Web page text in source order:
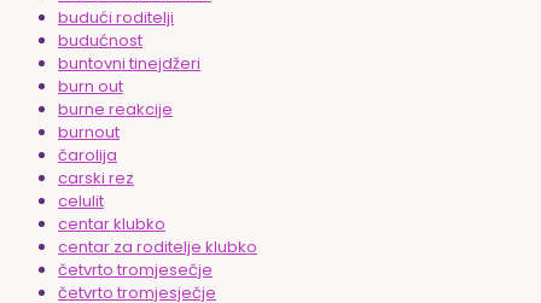
budući roditelji
budućnost
buntovni tinejdžeri
burn out
burne reakcije
burnout
čarolija
carski rez
celulit
centar klubko
centar za roditelje klubko
četvrto tromjesečje
četvrto tromjesječje